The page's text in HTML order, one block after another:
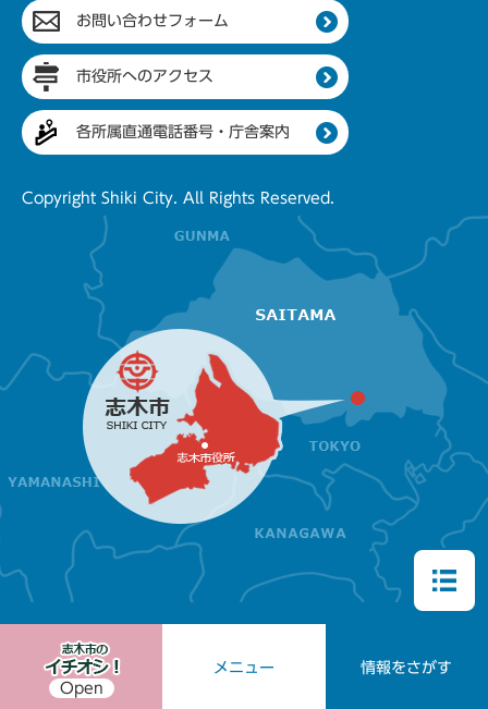
Open
メニュー 情報をさがす
お問い合わせフォーム
市役所へのアクセス
各所属直通電話番号・庁舎案内
Copyright Shiki City. All Rights Reserved.